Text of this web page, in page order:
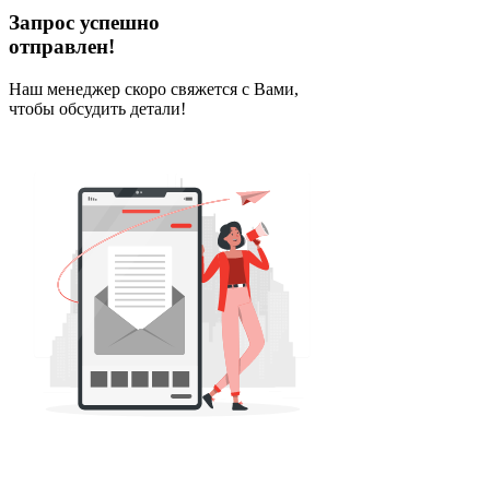
Запрос успешно
отправлен!
Наш менеджер скоро свяжется с Вами,
чтобы обсудить детали!